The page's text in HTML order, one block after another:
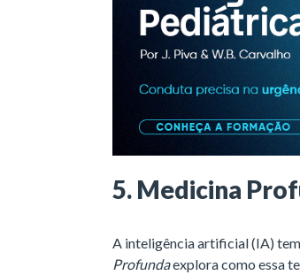
5. Medicina
A inteligência artificial (IA)
Profundaexplora como essa